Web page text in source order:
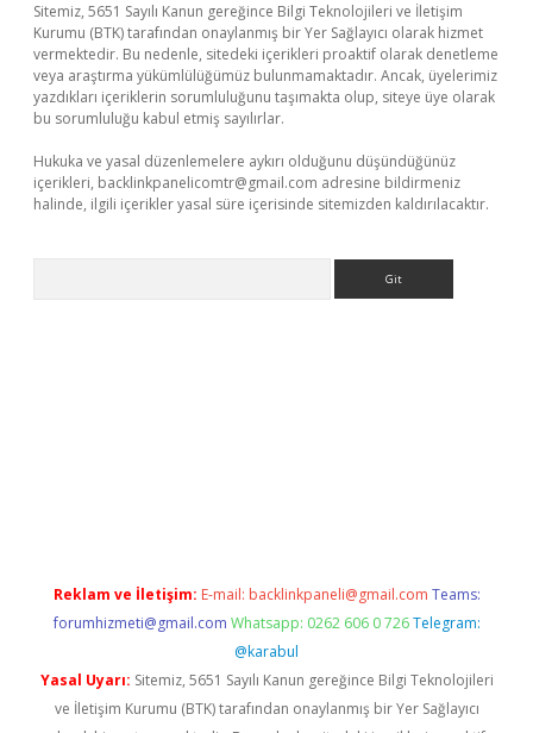
Sitemiz, 5651 Sayılı Kanun gereğince Bilgi Teknolojileri ve İletişim
Kurumu (BTK) tarafından onaylanmış bir Yer Sağlayıcı olarak hizmet
vermektedir. Bu nedenle, sitedeki içerikleri proaktif olarak denetleme
veya araştırma yükümlülüğümüz bulunmamaktadır. Ancak, üyelerimiz
yazdıkları içeriklerin sorumluluğunu taşımakta olup, siteye üye olarak
bu sorumluluğu kabul etmiş sayılırlar.
Hukuka ve yasal düzenlemelere aykırı olduğunu düşündüğünüz
içerikleri, backlinkpanelicomtr@gmail.com adresine bildirmeniz
halinde, ilgili içerikler yasal süre içerisinde sitemizden kaldırılacaktır.
Reklam ve İletişim: E-mail: backlinkpaneli@gmail.com Teams:
forumhizmeti@gmail.com Whatsapp: 0262 606 0 726 Telegram:
@karabul
Yasal Uyarı: Sitemiz, 5651 Sayılı Kanun gereğince Bilgi Teknolojileri
ve İletişim Kurumu (BTK) tarafından onaylanmış bir Yer Sağlayıcı